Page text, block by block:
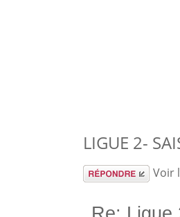
LIGUE 2-
Répondre Voir